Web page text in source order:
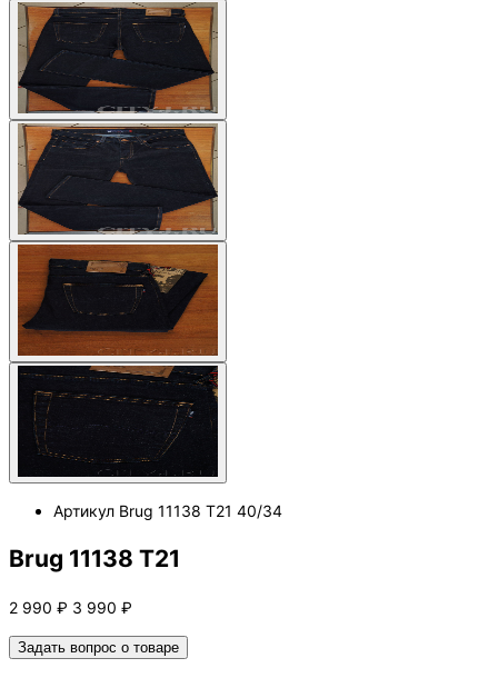
Артикул Brug 11138 Т21 40/34
Brug 11138 Т21
2 990 ₽ 3 990 ₽
Задать вопрос о товаре